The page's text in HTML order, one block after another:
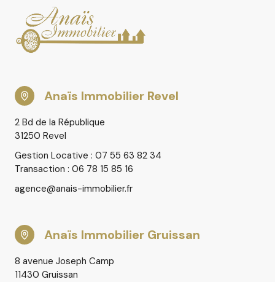
N’attendez plus pour confier votre bien ou votre
projet à des experts locaux, disponibles et investis.
Contactez-nous dès aujourd’hui pour en savoir plus !
Anaïs Immobilier Revel
2 Bd de la République
31250 Revel
Gestion Locative : 07 55 63 82 34
Transaction : 06 78 15 85 16
agence@anais-immobilier.fr
Anaïs Immobilier Gruissan
8 avenue Joseph Camp
11430 Gruissan